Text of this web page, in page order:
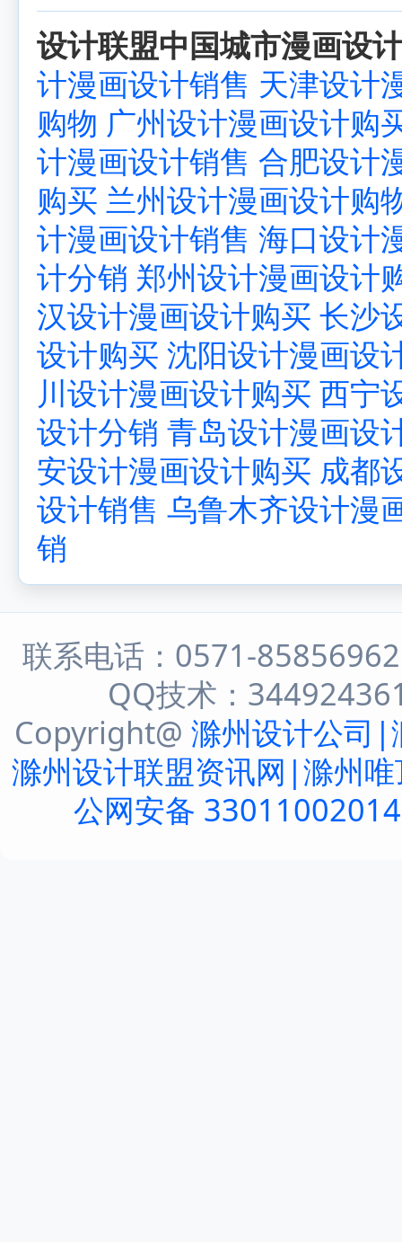
设计联盟中国城市漫画设
计漫画设计销售 天津设计
购物 广州设计漫画设计购
计漫画设计销售 合肥设计
购买 兰州设计漫画设计购
计漫画设计销售 海口设计
计分销 郑州设计漫画设计
汉设计漫画设计购买 长沙
设计购买 沈阳设计漫画设
川设计漫画设计购买 西宁
设计分销 青岛设计漫画设
安设计漫画设计购买 成都
设计销售 乌鲁木齐设计漫
销
联系电话：0571-
QQ技术：
Copyright@ 滁州设计公司|
滁州设计联盟资讯网|滁州
公网安备